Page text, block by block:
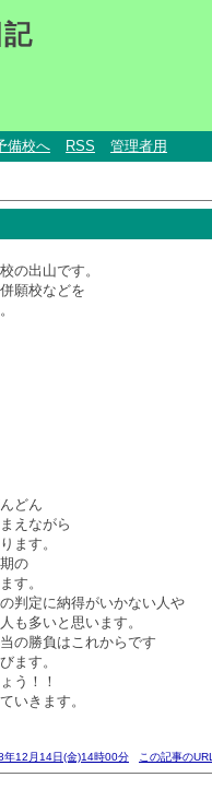
備校へ RSS 管理者用
の出山です。
願校などを
どん
えながら
ます。
の
す。
判定に納得がいかない人や
も多いと思います。
の勝負はこれからです
ます。
う！！
いきます。
年12月14日(金)14時00分 この記事のURL